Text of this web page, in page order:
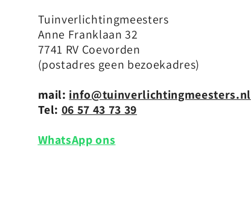
Tuinverlichtingmeesters
Anne Franklaan 32
7741 RV Coevorden
(postadres geen bezoekadres)
mail: info@tuinverlichtingmeesters.nl
Tel: 06 57 43 73 39
WhatsApp ons